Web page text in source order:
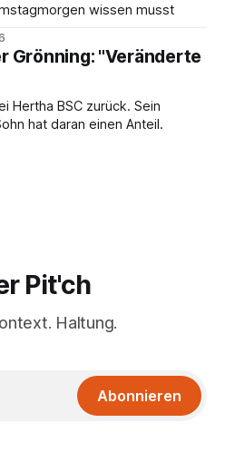
wissen musst
Grönning: "Veränderte
Hertha BSC zurück. Sein
hat daran einen Anteil.
Pit'ch
Haltung.
Abonnieren